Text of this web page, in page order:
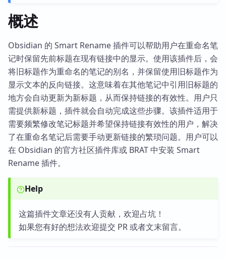
概述
Obsidian 的 Smart Rename 插件可以帮助用户在重命名笔
记时保留先前标题在现有链接中的显示。使用该插件后，会
将旧标题作为重命名的笔记的别名，并保留使用旧标题作为
显示文本的反向链接。这意味着在其他笔记中引用旧标题的
地方会自动更新为新标题，从而保持链接的有效性。用户只
需提供新标题，插件就会自动完成这些步骤。该插件适用于
需要频繁修改笔记标题并希望保持链接有效性的用户，解决
了在重命名笔记后需要手动更新链接的繁琐问题。用户可以
在 Obsidian 的官方社区插件库或 BRAT 中安装 Smart
Rename 插件。
Help
这篇插件文章还没有人贡献，欢迎占坑！
如果您有好的想法欢迎提交 PR 或者文末留言。